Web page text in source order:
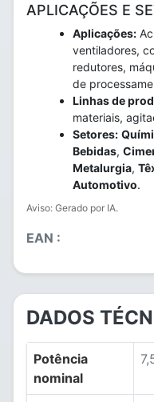
APLICAÇÕES E
Aplicações:
ventiladores,
redutores,
de
Linhas de
materiais,
Setores:
Bebidas,
Metalurgia,
Automotivo.
Aviso: Gerado por IA.
EAN :
DADOS
Potência
nominal